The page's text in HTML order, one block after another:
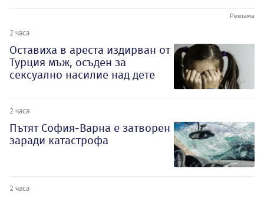
2 часа
Оставиха в ареста издирван от
Турция мъж, осъден за
сексуално насилие над дете
2 часа
Пътят София-Варна е затворен
заради катастрофа
2 часа